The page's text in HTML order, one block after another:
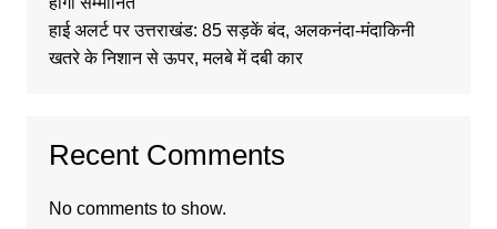
हाई अलर्ट पर उत्तराखंड: 85 सड़कें बंद, अलकनंदा-मंदाकिनी
खतरे के निशान से ऊपर, मलबे में दबी कार
Recent Comments
No comments to show.